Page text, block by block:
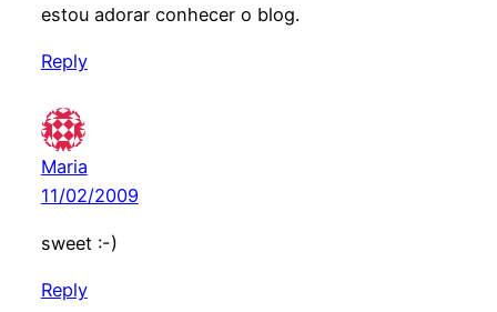
estou adorar conhecer o blog.
Reply
Maria
11/02/2009
sweet :-)
Reply